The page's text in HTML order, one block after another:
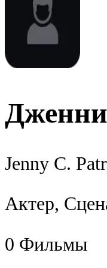
Jenny C.
Актер,
0 Фильмы